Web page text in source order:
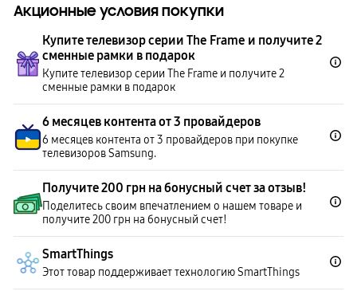
Акционные условия покупки
Купите телевизор серии The Frame и получите 2
сменные рамки в подарок
Купите телевизор серии The Frame и получите 2
сменные рамки в подарок
6 месяцев контента от 3 провайдеров
6 месяцев контента от 3 провайдеров при покупке
телевизоров Samsung.
Получите 200 грн на бонусный счет за отзыв!
Поделитесь своим впечатлением о нашем товаре и
получите 200 грн на бонусный счет!
SmartThings
Этот товар поддерживает технологию SmartThings